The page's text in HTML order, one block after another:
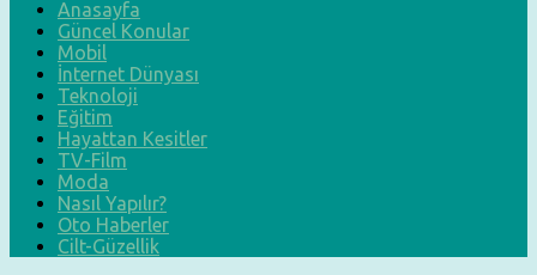
Anasayfa
Güncel Konular
Mobil
İnternet Dünyası
Teknoloji
Eğitim
Hayattan Kesitler
TV-Film
Moda
Nasıl Yapılır?
Oto Haberler
Cilt-Güzellik